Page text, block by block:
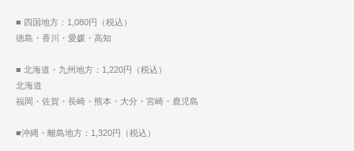
■ 四国地方：1,080円（税込）
徳島・香川・愛媛・高知
■ 北海道・九州地方：1,220円（税込）
北海道
福岡・佐賀・長崎・熊本・大分・宮崎・鹿児島
■沖縄・離島地方：1,320円（税込）